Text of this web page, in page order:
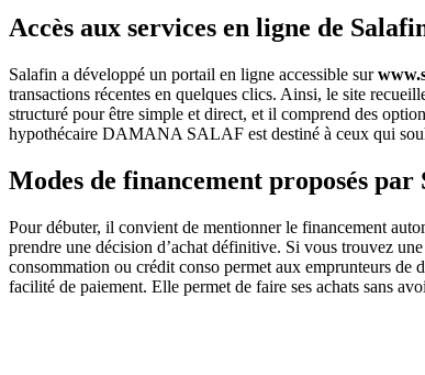
Accès aux services en ligne de
Salafin a développé un portail en ligne accessible sur
transactions récentes en quelques clics. Ainsi, le site
structuré pour être simple et direct, et il comprend des
hypothécaire DAMANA SALAF est destiné à ceux qui
Modes de financement proposés par
Pour débuter, il convient de mentionner le financement
prendre une décision d’achat définitive. Si vous trouvez
consommation ou crédit conso permet aux emprunteurs de
facilité de paiement. Elle permet de faire ses achats sans